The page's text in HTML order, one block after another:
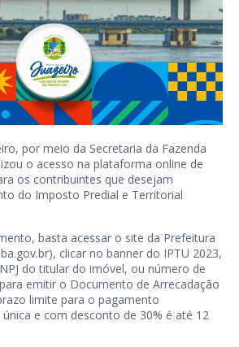
por meio da Secretaria da Fazenda
o acesso na plataforma online de
os contribuintes que desejam
do Imposto Predial e Territorial
basta acessar o site da Prefeitura
), clicar no banner do IPTU 2023,
do titular do imóvel, ou número de
emitir o Documento de Arrecadação
limite para o pagamento
e com desconto de 30% é até 12